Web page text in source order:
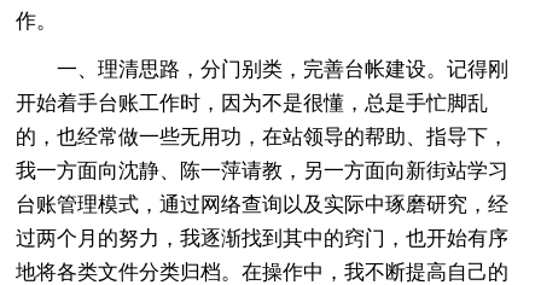
作。
一、理清思路，分门别类，完善台帐建设。记得刚
开始着手台账工作时，因为不是很懂，总是手忙脚乱
的，也经常做一些无用功，在站领导的帮助、指导下，
我一方面向沈静、陈一萍请教，另一方面向新街站学习
台账管理模式，通过网络查询以及实际中琢磨研究，经
过两个月的努力，我逐渐找到其中的窍门，也开始有序
地将各类文件分类归档。在操作中，我不断提高自己的